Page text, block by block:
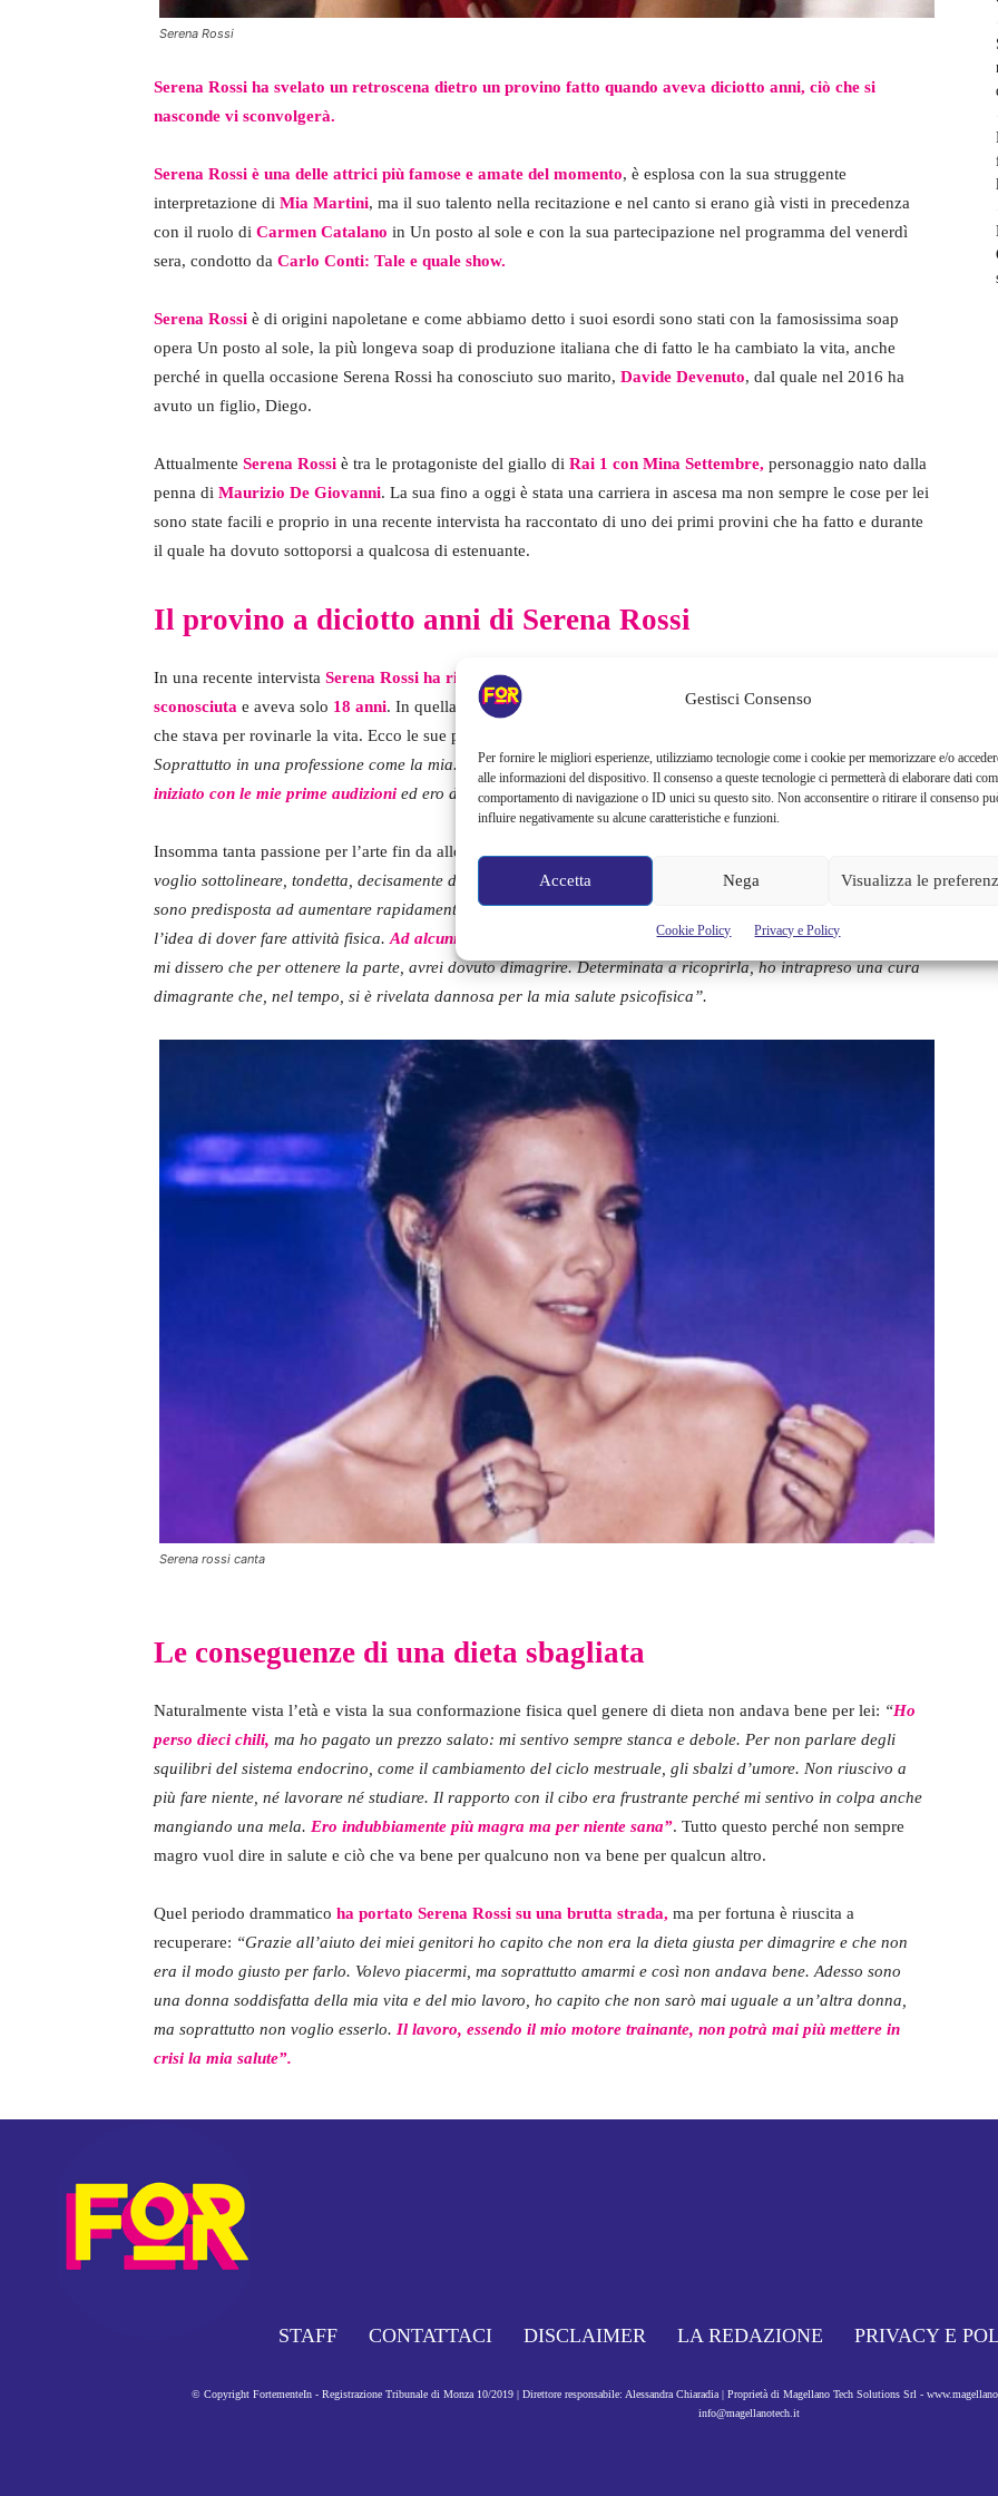
Gestisci Consenso
Per fornire le migliori esperienze, utilizziamo tecnologie come i cookie per memorizzare e/o
alle informazioni del dispositivo. Il consenso a queste tecnologie ci permetterà di elaborare dati
comportamento di navigazione o ID unici su questo sito. Non acconsentire o ritirare il consenso
influire negativamente su alcune caratteristiche e funzioni.
Accetta Nega Visualizza le
Cookie Policy Privacy e Policy
Serena Rossi
Serena Rossi ha svelato un retroscena dietro un provino fatto quando aveva diciotto anni, ciò che si
nasconde vi sconvolgerà.
Serena Rossi è una delle attrici più famose e amate del momento, è esplosa con la sua struggente
interpretazione di Mia Martini, ma il suo talento nella recitazione e nel canto si erano già visti in precedenza
con il ruolo di Carmen Catalano in Un posto al sole e con la sua partecipazione nel programma del venerdì
sera, condotto da Carlo Conti: Tale e quale show.
Serena Rossi è di origini napoletane e come abbiamo detto i suoi esordi sono stati con la famosissima soap
opera Un posto al sole, la più longeva soap di produzione italiana che di fatto le ha cambiato la vita, anche
perché in quella occasione Serena Rossi ha conosciuto suo marito, Davide Devenuto, dal quale nel 2016 ha
avuto un figlio, Diego.
Attualmente Serena Rossi è tra le protagoniste del giallo di Rai 1 con Mina Settembre, personaggio nato dalla
penna di Maurizio De Giovanni. La sua fino a oggi è stata una carriera in ascesa ma non sempre le cose per lei
sono state facili e proprio in una recente intervista ha raccontato di uno dei primi provini che ha fatto e durante
il quale ha dovuto sottoporsi a qualcosa di estenuante.
Il provino a diciotto anni di Serena Rossi
In una recente intervista Serena Rossi ha ricordato un provino che ha fatto quando era ancora una
sconosciuta e aveva solo 18 anni. In quella occasione la giovane Serena dovette sottoporsi a una rigida dieta
che stava per rovinarle la vita. Ecco le sue parole:
Soprattutto in una professione come la mia. Ho sempre saputo che volevo fare l’attrice.All’età di 16 anni ho
iniziato con le mie prime audizioni ed ero determinatissima: volevo raggiungere i miei obiettivi”.
Insomma tanta passione per l’arte fin da allora e tanta determinazione ma poi:
voglio sottolineare, tondetta, decisamente diversa dalle mie amiche, molto più magre e slanciate di me. In più
sono predisposta ad aumentare rapidamente di peso e sono sempre stato pigra: a quell’età non mi piaceva
l’idea di dover fare attività fisica. Ad alcuni registi non andavo bene. 18 anni feci un provino per un film
mi dissero che per ottenere la parte, avrei dovuto dimagrire. Determinata a ricoprirla, ho intrapreso una cura
dimagrante che, nel tempo, si è rivelata dannosa per la mia salute psicofisica”.
Serena rossi canta
Le conseguenze di una dieta sbagliata
Naturalmente vista l’età e vista la sua conformazione fisica quel genere di dieta non andava bene per lei: “Ho
perso dieci chili, ma ho pagato un prezzo salato: mi sentivo sempre stanca e debole. Per non parlare degli
squilibri del sistema endocrino, come il cambiamento del ciclo mestruale, gli sbalzi d’umore. Non riuscivo a
più fare niente, né lavorare né studiare. Il rapporto con il cibo era frustrante perché mi sentivo in colpa anche
mangiando una mela. Ero indubbiamente più magra ma per niente sana”. Tutto questo perché non sempre
magro vuol dire in salute e ciò che va bene per qualcuno non va bene per qualcun altro.
Quel periodo drammatico ha portato Serena Rossi su una brutta strada, ma per fortuna è riuscita a
recuperare: “Grazie all’aiuto dei miei genitori ho capito che non era la dieta giusta per dimagrire e che non
era il modo giusto per farlo. Volevo piacermi, ma soprattutto amarmi e così non andava bene. Adesso sono
una donna soddisfatta della mia vita e del mio lavoro, ho capito che non sarò mai uguale a un’altra donna,
ma soprattutto non voglio esserlo. Il lavoro, essendo il mio motore trainante, non potrà mai più mettere in
crisi la mia salute”.
STAFF CONTATTACI DISCLAIMER LA REDAZIONE PRIVACY E
© Copyright FortementeIn - Registrazione Tribunale di Monza 10/2019 | Direttore responsabile: Alessandra Chiaradia | Proprietà di Magellano Tech Solutions Srl -
info@magellanotech.it